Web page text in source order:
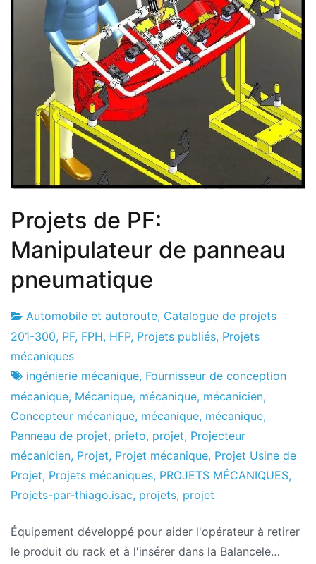
Projets de PF:
Manipulateur de panneau
pneumatique
Usine
de
projets
2
de
janvier
de
2017
Automobile et autoroute, Catalogue de projets
201-300, PF, FPH, HFP, Projets publiés, Projets
mécaniques
ingénierie mécanique, Fournisseur de conception
mécanique, Mécanique, mécanique, mécanicien,
Concepteur mécanique, mécanique, mécanique,
Panneau de projet, prieto, projet, Projecteur
mécanicien, Projet, Projet mécanique, Projet Usine de
Projet, Projets mécaniques, PROJETS MÉCANIQUES,
Projets-par-thiago.isac, projets, projet
Équipement développé pour aider l'opérateur à retirer
le produit du rack et à l'insérer dans la Balancele…